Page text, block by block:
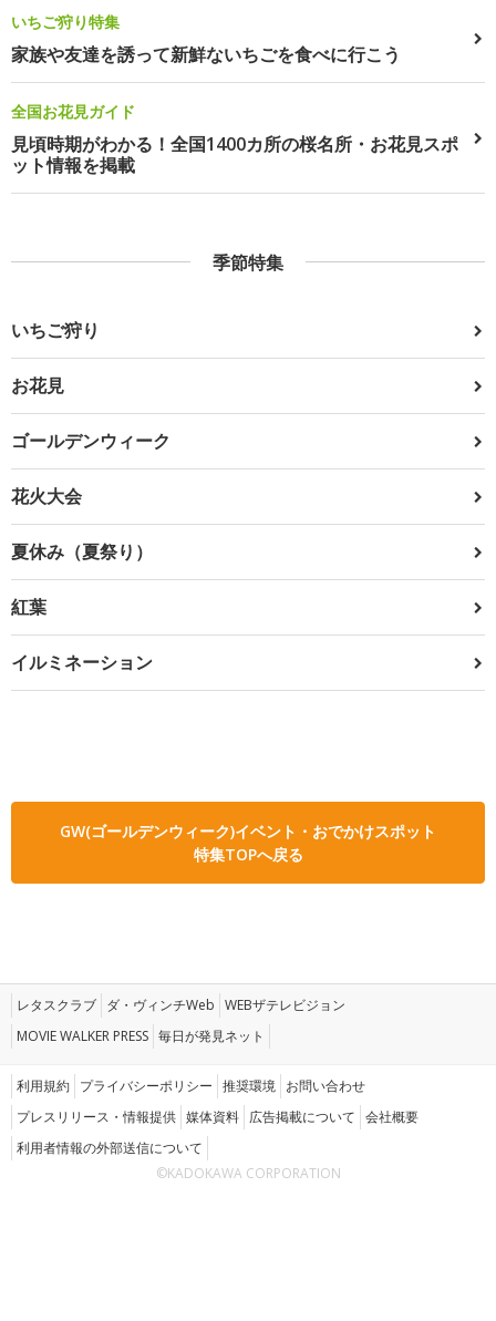
いちご狩り特集
家族や友達を誘って新鮮ないちごを食べに行こう
全国お花見ガイド
見頃時期がわかる！全国1400カ所の桜名所・お花見スポ
ット情報を掲載
季節特集
いちご狩り
お花見
ゴールデンウィーク
花火大会
夏休み（夏祭り）
紅葉
イルミネーション
GW(ゴールデンウィーク)イベント・おでかけスポット
特集TOPへ戻る
レタスクラブ ダ・ヴィンチWeb WEBザテレビジョン
MOVIE WALKER PRESS 毎日が発見ネット
利用規約 プライバシーポリシー 推奨環境 お問い合わせ
プレスリリース・情報提供 媒体資料 広告掲載について 会社概要
利用者情報の外部送信について
©KADOKAWA CORPORATION